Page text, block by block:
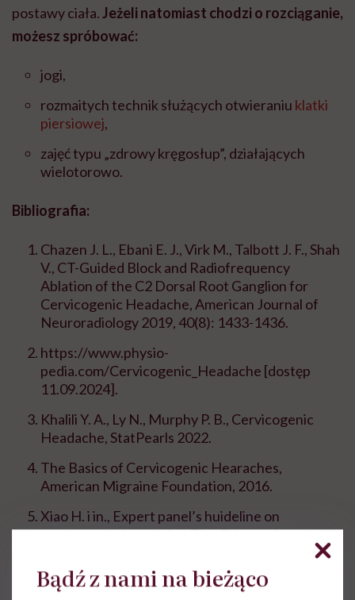
postawy ciała.Jeżeli natomiast chodzi o rozciąganie,
możesz spróbować:
jogi,
rozmaitych technik służących otwieraniu klatki
piersiowej,
zajęć typu „zdrowy kręgosłup”, działających
wielotorowo.
Bibliografia:
Chazen J. L., Ebani E. J., Virk M., Talbott J. F., Shah
V., CT-Guided Block and Radiofrequency
Ablation of the C2 Dorsal Root Ganglion for
Cervicogenic Headache, American Journal of
Neuroradiology 2019, 40(8): 1433-1436.
https://www.physio-
pedia.com/Cervicogenic_Headache [dostęp
11.09.2024].
Khalili Y. A., Ly N., Murphy P. B., Cervicogenic
Headache, StatPearls 2022.
The Basics of Cervicogenic Hearaches,
American Migraine Foundation, 2016.
Xiao H. i in., Expert panel’s huideline on
cervicogenic headache: The Chinese Association
for the Study of Pain recommendation, World
Journal of Clinical Cases 2021, 9(9): 2027-2036.
Bądź z nami na bieżąco